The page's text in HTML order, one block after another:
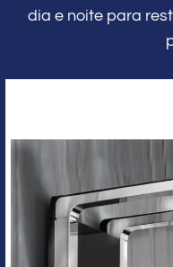
dia e noite para